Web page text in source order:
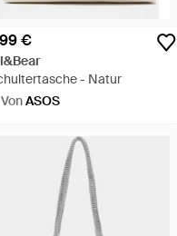
€
- Natur
VonASOS